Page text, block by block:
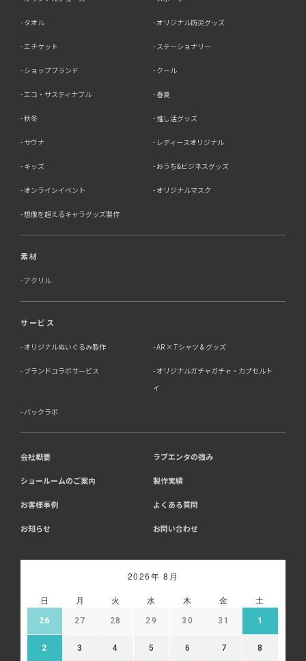
タオル オリジナル防災グッズ
エチケット ステーショナリー
ショップブランド クール
エコ・サスティナブル 春夏
秋冬 推し活グッズ
サウナ レディースオリジナル
キッズ おうち&ビジネスグッズ
オンラインイベント オリジナルマスク
想像を超えるキャラグッズ製作
素材
アクリル
サービス
オリジナルぬいぐるみ製作 AR × Tシャツ & グッズ
ブランドコラボサービス
オリジナルガチャガチャ・カプセルト
イ
バックラボ
会社概要 ラブエンタの強み
ショールームのご案内 製作実績
お客様事例 よくある質問
お知らせ お問い合わせ
2026年 8月
日 月 火 水 木 金 土
26 27 28 29 30 31 1
2 3 4 5 6 7 8